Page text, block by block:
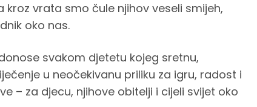
vrata smo čule njihov veseli smijeh,
oko nas.
svakom djetetu kojeg sretnu,
u neočekivanu priliku za igru, radost i
– za djecu, njihove obitelji i cijeli svijet oko